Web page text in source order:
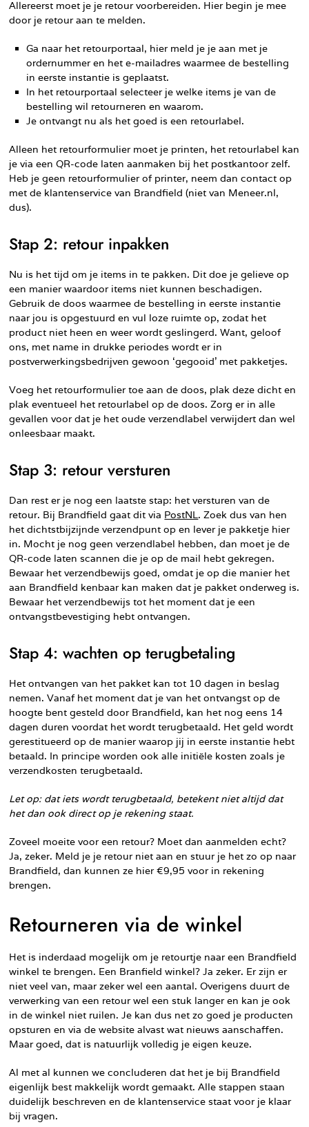
Allereerst moet je je retour voorbereiden. Hier begin je mee
door je retour aan te melden.
Ga naar het retourportaal, hier meld je je aan met je
ordernummer en het e-mailadres waarmee de bestelling
in eerste instantie is geplaatst.
In het retourportaal selecteer je welke items je van de
bestelling wil retourneren en waarom.
Je ontvangt nu als het goed is een retourlabel.
Alleen het retourformulier moet je printen, het retourlabel kan
je via een QR-code laten aanmaken bij het postkantoor zelf.
Heb je geen retourformulier of printer, neem dan contact op
met de klantenservice van Brandfield (niet van Meneer.nl,
dus).
Stap 2: retour inpakken
Nu is het tijd om je items in te pakken. Dit doe je gelieve op
een manier waardoor items niet kunnen beschadigen.
Gebruik de doos waarmee de bestelling in eerste instantie
naar jou is opgestuurd en vul loze ruimte op, zodat het
product niet heen en weer wordt geslingerd. Want, geloof
ons, met name in drukke periodes wordt er in
postverwerkingsbedrijven gewoon ‘gegooid’ met pakketjes.
Voeg het retourformulier toe aan de doos, plak deze dicht en
plak eventueel het retourlabel op de doos. Zorg er in alle
gevallen voor dat je het oude verzendlabel verwijdert dan wel
onleesbaar maakt.
Stap 3: retour versturen
Dan rest er je nog een laatste stap: het versturen van de
retour. Bij Brandfield gaat dit via PostNL. Zoek dus van hen
het dichtstbijzijnde verzendpunt op en lever je pakketje hier
in. Mocht je nog geen verzendlabel hebben, dan moet je de
QR-code laten scannen die je op de mail hebt gekregen.
Bewaar het verzendbewijs goed, omdat je op die manier het
aan Brandfield kenbaar kan maken dat je pakket onderweg is.
Bewaar het verzendbewijs tot het moment dat je een
ontvangstbevestiging hebt ontvangen.
Stap 4: wachten op terugbetaling
Het ontvangen van het pakket kan tot 10 dagen in beslag
nemen. Vanaf het moment dat je van het ontvangst op de
hoogte bent gesteld door Brandfield, kan het nog eens 14
dagen duren voordat het wordt terugbetaald. Het geld wordt
gerestitueerd op de manier waarop jij in eerste instantie hebt
betaald. In principe worden ook alle initiële kosten zoals je
verzendkosten terugbetaald.
Let op: dat iets wordt terugbetaald, betekent niet altijd dat
het dan ook direct op je rekening staat.
Zoveel moeite voor een retour? Moet dan aanmelden echt?
Ja, zeker. Meld je je retour niet aan en stuur je het zo op naar
Brandfield, dan kunnen ze hier €9,95 voor in rekening
brengen.
Retourneren via de winkel
Het is inderdaad mogelijk om je retourtje naar een Brandfield
winkel te brengen. Een Branfield winkel? Ja zeker. Er zijn er
niet veel van, maar zeker wel een aantal. Overigens duurt de
verwerking van een retour wel een stuk langer en kan je ook
in de winkel niet ruilen. Je kan dus net zo goed je producten
opsturen en via de website alvast wat nieuws aanschaffen.
Maar goed, dat is natuurlijk volledig je eigen keuze.
Al met al kunnen we concluderen dat het je bij Brandfield
eigenlijk best makkelijk wordt gemaakt. Alle stappen staan
duidelijk beschreven en de klantenservice staat voor je klaar
bij vragen.